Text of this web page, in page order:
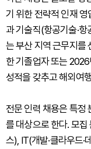
기 위한 전략적 인재
과 기술직(항공기술·
는 부산 지역 근무지를
한 기졸업자 또는
성적을 갖추고 해외여
전문 인력 채용은 특정
를 대상으로 한다. 모집
스), IT(개발·클라우드·